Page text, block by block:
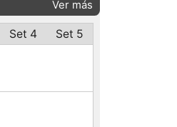
Ver más
Set 4 Set 5